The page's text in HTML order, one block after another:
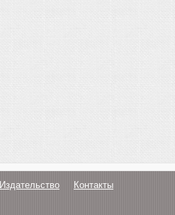
Издательство Контакты